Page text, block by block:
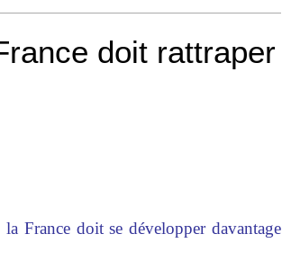
doit rattraper
France doit se développer davantage